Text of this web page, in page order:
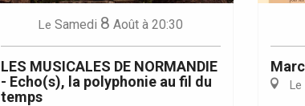
Le Samedi 8 Août à 20:30
LES MUSICALES DE NORMANDIE
- Echo(s), la polyphonie au fil du
temps